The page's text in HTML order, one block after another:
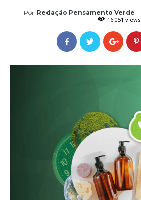
Por Redação Pensamento Verde -
16.051 views